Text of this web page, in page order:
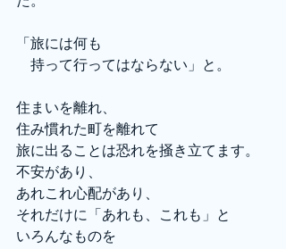
「旅には何も
持って行ってはならない」と。
住まいを離れ、
住み慣れた町を離れて
旅に出ることは恐れを掻き立てます。
不安があり、
あれこれ心配があり、
それだけに「あれも、これも」と
いろんなものを